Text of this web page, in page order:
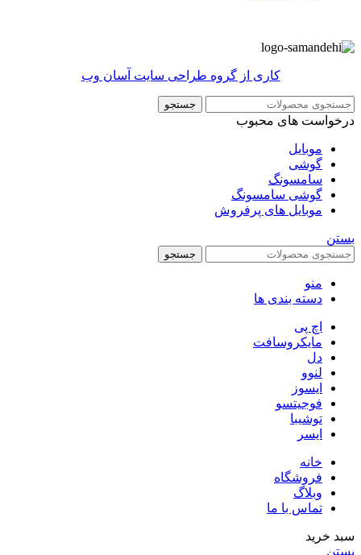
کاری از گروه طراحی سایت آسان وب
جستجو
درخواست های محبوب
موبایل
گوشی
سامسونگ
گوشی سامسونگ
موبایل های پرفروش
بستن
جستجو
منو
دسته بندی ها
اچ پی
مایکروسافت
دل
لنوو
ایسوز
فوجیتسو
توشیبا
ایسر
خانه
فروشگاه
وبلاگ
تماس با ما
سبد خرید
بستن